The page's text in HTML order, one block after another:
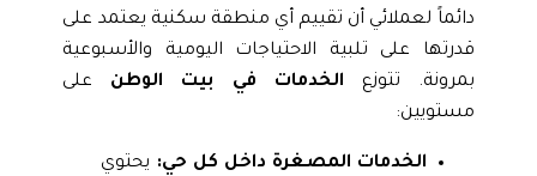
دائماً لعملائي أن تقييم أي منطقة سكنية يعتمد على
قدرتها على تلبية الاحتياجات اليومية والأسبوعية
بمرونة. تتوزعالخدمات في بيت الوطنعلى
مستويين:
الخدمات المصغرة داخل كل حي:يحتوي